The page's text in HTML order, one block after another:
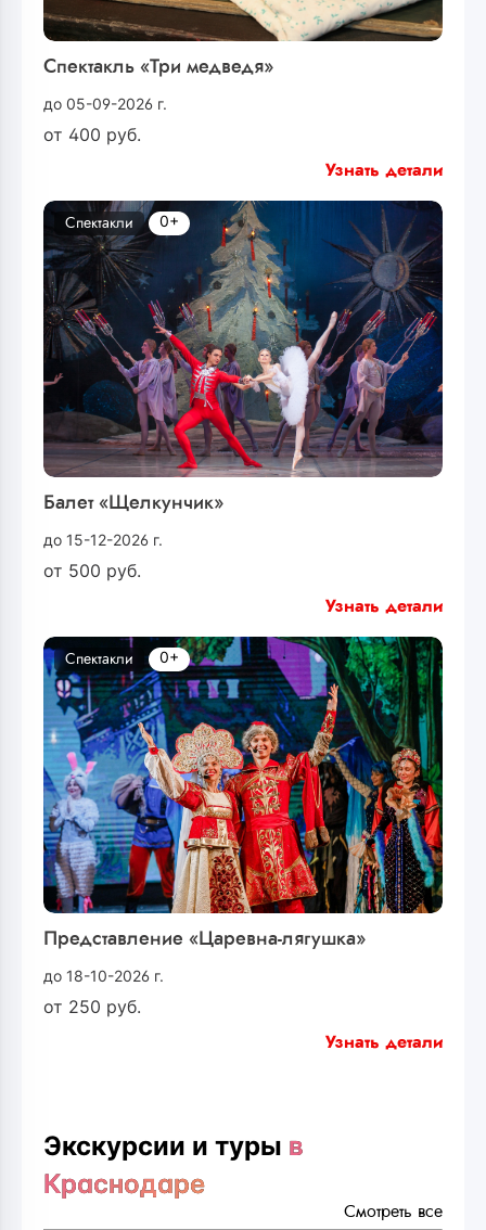
Спектакль «Три медведя»
до 05-09-2026 г.
от 400 руб.
Узнать детали
Балет «Щелкунчик»
до 15-12-2026 г.
от 500 руб.
Спектакли 0+
Узнать детали
Представление «Царевна-лягушка»
до 18-10-2026 г.
от 250 руб.
Спектакли 0+
Узнать детали
Экскурсии и туры в
Краснодаре
Смотреть все